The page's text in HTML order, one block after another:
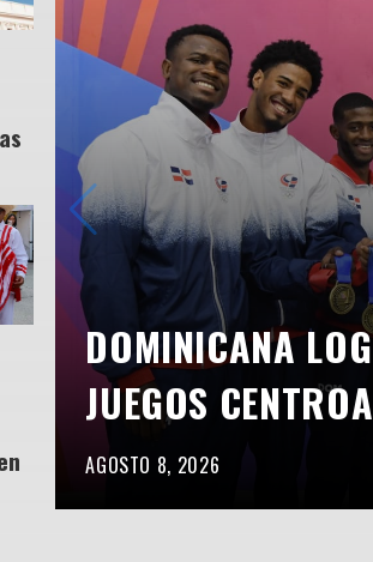
DOMINICANA
JUEGOS
AGOSTO 8, 2026